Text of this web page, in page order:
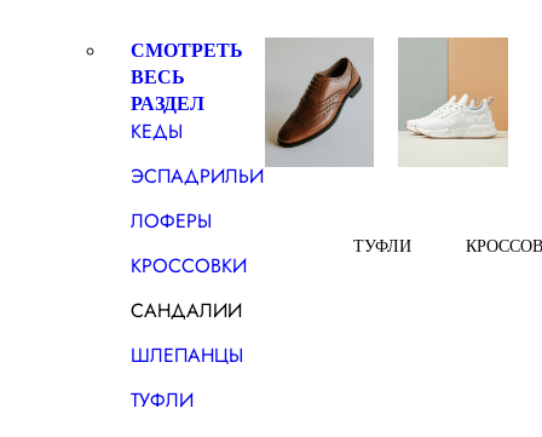
СМОТРЕТЬ
ВЕСЬ
РАЗДЕЛ
КЕДЫ
ЭСПАДРИЛЬИ
ЛОФЕРЫ
КРОССОВКИ
САНДАЛИИ
ШЛЕПАНЦЫ
ТУФЛИ
ТУФЛИ